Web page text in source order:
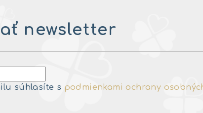
newsletter
súhlasíte s podmienkami ochrany